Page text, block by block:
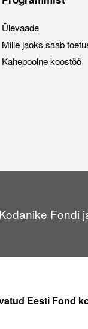
Ülevaade
Mille jaoks saab
Kahepoolne koostöö
Fondi
Eesti Fond